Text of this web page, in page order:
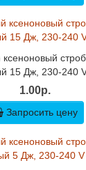
15 Дж, 230-240
1.00р.
Запросить цену